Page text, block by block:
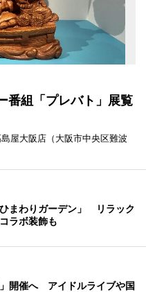
番組「プレバト」展覧
屋大阪店（大阪市中央区難波
まわりガーデン」 リラック
ラボ装飾も
開催へ アイドルライブや国